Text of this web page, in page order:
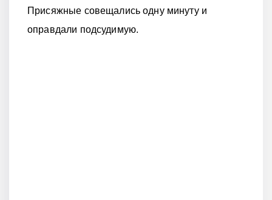
Присяжные совещались одну минуту и
оправдали подсудимую.